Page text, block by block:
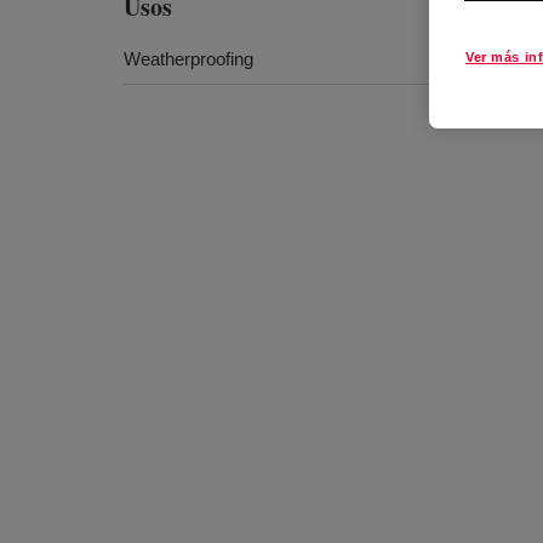
Weatherproofing Ver más